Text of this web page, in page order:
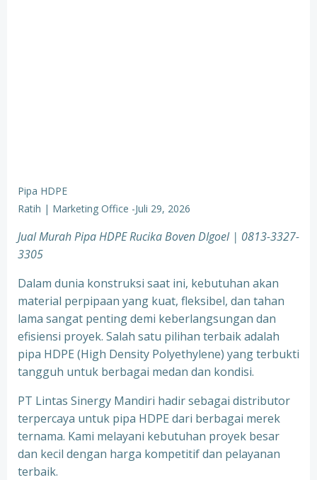
Pipa HDPE
Ratih | Marketing Office -Juli 29, 2026
Jual Murah Pipa HDPE Rucika Boven DIgoel | 0813-3327-
3305
Dalam dunia konstruksi saat ini, kebutuhan akan
material perpipaan yang kuat, fleksibel, dan tahan
lama sangat penting demi keberlangsungan dan
efisiensi proyek. Salah satu pilihan terbaik adalah
pipa HDPE (High Density Polyethylene) yang terbukti
tangguh untuk berbagai medan dan kondisi.
PT Lintas Sinergy Mandiri hadir sebagai distributor
terpercaya untuk pipa HDPE dari berbagai merek
ternama. Kami melayani kebutuhan proyek besar
dan kecil dengan harga kompetitif dan pelayanan
terbaik.